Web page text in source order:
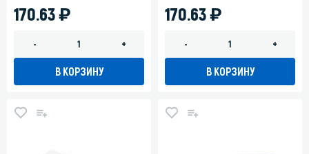
170.63)
- +
В КОРЗИНУ
170.63)
- +
В КОРЗИНУ